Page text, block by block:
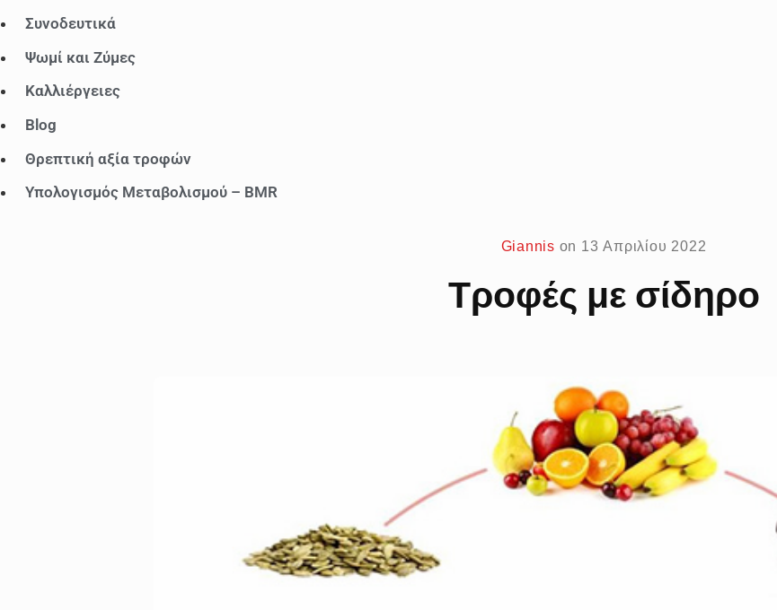
Συνοδευτικά
Ψωμί και Ζύμες
Καλλιέργειες
Blog
Θρεπτική αξία τροφών
Υπολογισμός Μεταβολισμού – BMR
Giannis on 13 Απριλίου 2022
Τροφές με σίδηρο